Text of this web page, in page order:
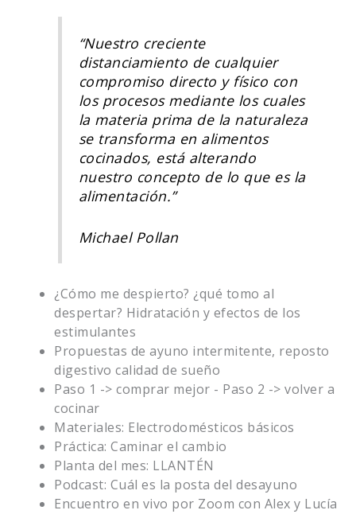
“Nuestro creciente
distanciamiento de cualquier
compromiso directo y físico con
los procesos mediante los cuales
la materia prima de la naturaleza
se transforma en alimentos
cocinados, está alterando
nuestro concepto de lo que es la
alimentación.”
Michael Pollan
¿Cómo me despierto? ¿qué tomo al
despertar? Hidratación y efectos de los
estimulantes
Propuestas de ayuno intermitente, reposto
digestivo calidad de sueño
Paso 1 -> comprar mejor - Paso 2 -> volver a
cocinar
Materiales: Electrodomésticos básicos
Práctica: Caminar el cambio
Planta del mes: LLANTÉN
Podcast: Cuál es la posta del desayuno
Encuentro en vivo por Zoom con Alex y Lucía